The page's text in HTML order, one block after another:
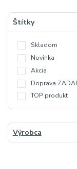
Štítky
Skladom
Novinka
Akcia
Doprava
TOP produkt
Výrobca